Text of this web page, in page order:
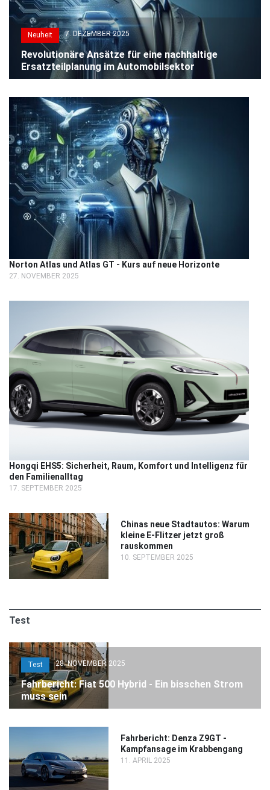
Neuheit 7. DEZEMBER 2025
Revolutionäre Ansätze für eine nachhaltige
Ersatzteilplanung im Automobilsektor
Norton Atlas und Atlas GT - Kurs auf neue Horizonte
27. NOVEMBER 2025
Hongqi EHS5: Sicherheit, Raum, Komfort und Intelligenz für
den Familienalltag
17. SEPTEMBER 2025
Chinas neue Stadtautos: Warum
kleine E-Flitzer jetzt groß
rauskommen
10. SEPTEMBER 2025
Test
Test 28. NOVEMBER 2025
Fahrbericht: Fiat 500 Hybrid - Ein bisschen Strom
muss sein
Fahrbericht: Denza Z9GT -
Kampfansage im Krabbengang
11. APRIL 2025